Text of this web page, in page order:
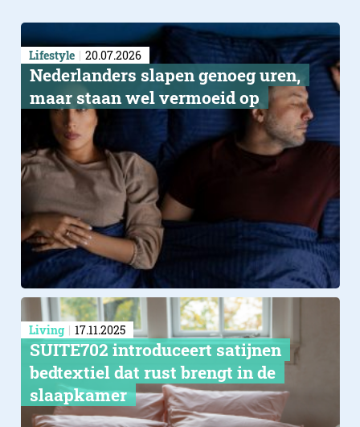
Lifestyle 20.07.2026
Nederlanders slapen genoeg uren,
maar staan wel vermoeid op
Living 17.11.2025
SUITE702 introduceert satijnen
bedtextiel dat rust brengt in de
slaapkamer